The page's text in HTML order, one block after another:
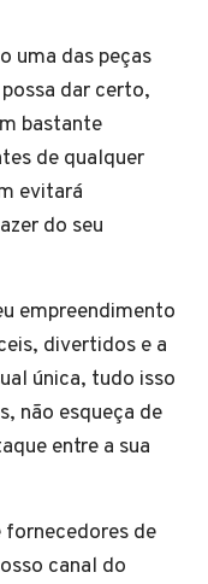
uma das peças
dar certo,
bastante
de qualquer
evitará
do seu
empreendimento
divertidos e a
única, tudo isso
não esqueça de
entre a sua
de
canal do